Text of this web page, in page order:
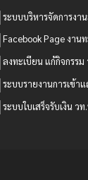
ระบบบริหารจัดการงา
Facebook Page งาน
ลงทะเบียน แก้กิจกรรม
ระบบรายงานการเข้า
ระบบใบเสร็จรับเงิน วท